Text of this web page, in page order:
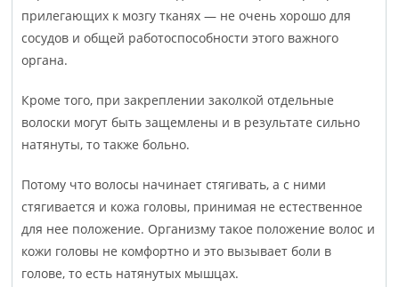
прилегающих к мозгу тканях — не очень хорошо для
сосудов и общей работоспособности этого важного
органа.
Кроме того, при закреплении заколкой отдельные
волоски могут быть защемлены и в результате сильно
натянуты, то также больно.
Потому что волосы начинает стягивать, а с ними
стягивается и кожа головы, принимая не естественное
для нее положение. Организму такое положение волос и
кожи головы не комфортно и это вызывает боли в
голове, то есть натянутых мышцах.